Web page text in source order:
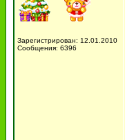
Зарегистрирован: 12.01.2010
Сообщения: 6396